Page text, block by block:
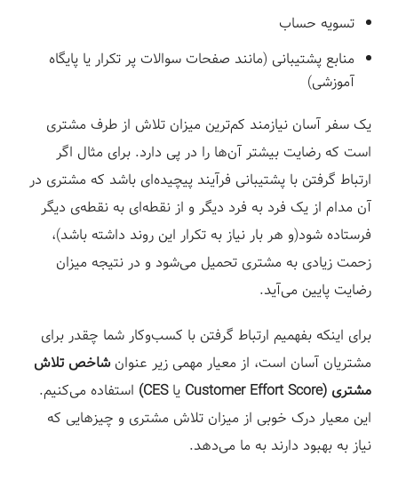
تسویه حساب
منابع پشتیبانی (مانند صفحات سوالات پر تکرار یا پایگاه
آموزشی)
یک سفر آسان نیازمند کم‌ترین میزان تلاش از طرف مشتری
است که رضایت بیشتر آن‌ها را در پی دارد. برای مثال اگر
ارتباط گرفتن با پشتیبانی فرآیند پیچیده‌ای باشد که مشتری در
آن مدام از یک فرد به فرد دیگر و از نقطه‌ای به نقطه‌ی دیگر
فرستاده شود(و هر بار نیاز به تکرار این روند داشته باشد)،
زحمت زیادی به مشتری تحمیل می‌شود و در نتیجه میزان
رضایت پایین می‌آید.
برای اینکه بفهمیم ارتباط گرفتن با کسب‌وکار شما چقدر برای
مشتریان آسان است، از معیار مهمی زیر عنوانشاخص تلاش
مشتری (Customer Effort Score
یاCES) استفاده می‌کنیم.
این معیار درک خوبی از میزان تلاش مشتری و چیزهایی که
نیاز به بهبود دارند به ما می‌دهد.